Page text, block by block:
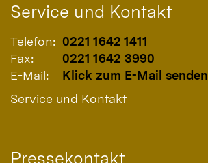
Service und Kontakt
Telefon: 0221 1642 1411
Fax:
0221 1642 3990
E-Mail:
Klick zum E-Mail senden
Service und Kontakt
Pressekontakt